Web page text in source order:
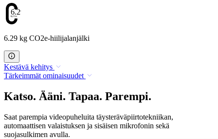
6.29
6.29 kg CO2e-hiilijalanjälki
Kestävä kehitys
Tärkeimmät ominaisuudet
Katso. Ääni. Tapaa. Parempi.
Saat parempia videopuheluita täysteräväpiirtotekniikan,
automaattisen valaistuksen ja sisäisen mikrofonin sekä
suojasulkimen avulla.